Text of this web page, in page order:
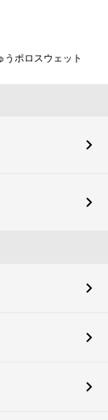
うポロスウェット